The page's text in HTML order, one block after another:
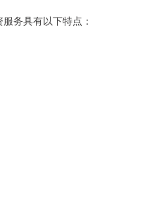
务具有以下特点：